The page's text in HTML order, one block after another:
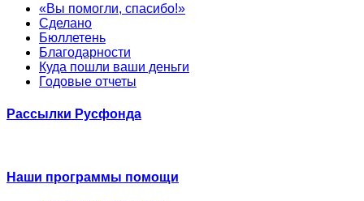
«Вы помогли, спасибо!»
Сделано
Бюллетень
Благодарности
Куда пошли ваши деньги
Годовые отчеты
Рассылки Русфонда
Наши программы помощи